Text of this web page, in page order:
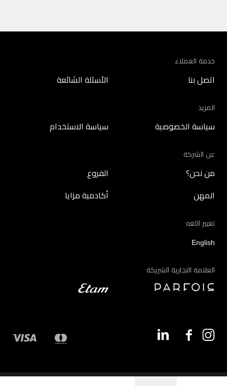
خدمة العملاء
اتصل بنا الأسئلة الشائعة
المزيد
سياسة الخصوصية سياسة الاستخدام
عن الشركة
من نحن؟ الفروع
المهن أكادمية مزايا
تغيير اللغه
English
العلامة التجارية الشريكة